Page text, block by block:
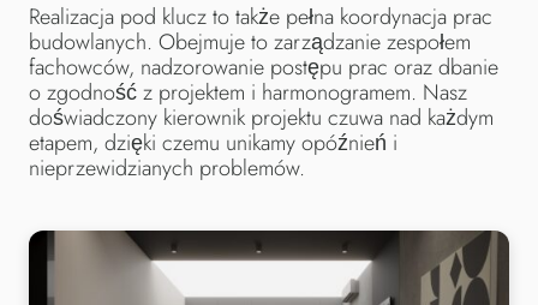
Realizacja pod klucz to także pełna koordynacja prac
budowlanych. Obejmuje to zarządzanie zespołem
fachowców, nadzorowanie postępu prac oraz dbanie
o zgodność z projektem i harmonogramem. Nasz
doświadczony kierownik projektu czuwa nad każdym
etapem, dzięki czemu unikamy opóźnień i
nieprzewidzianych problemów.